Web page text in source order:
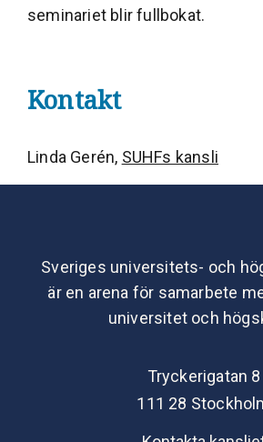
seminariet blir fullbokat.
Kontakt
Linda Gerén, SUHFs kansli
Sveriges universitets- och
är en arena för samarbete
universitet och
Tryckerigatan 8
111 28